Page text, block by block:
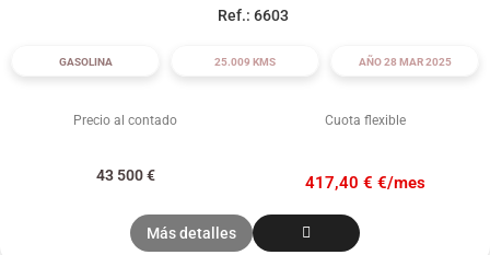
Ref.: 6603
GASOLINA 25.009 KMS AÑO 28 MAR 2025
Precio al contado Cuota flexible
43 500€ 417,40 € €/mes
Más detalles